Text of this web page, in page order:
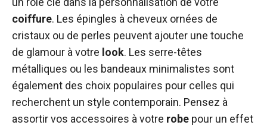
coiffure. Les épingles à cheveux ornées de
cristaux ou de perles peuvent ajouter une touche
de glamour à votre look. Les serre-têtes
métalliques ou les bandeaux minimalistes sont
également des choix populaires pour celles qui
recherchent un style contemporain. Pensez à
assortir vos accessoires à votre robe pour un effet